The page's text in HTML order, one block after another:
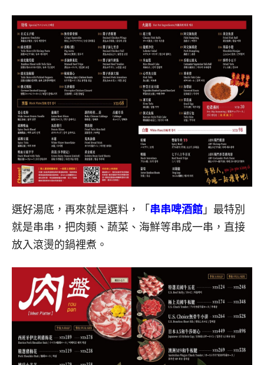
選好湯底，再來就是選料，「 串串啤酒館 」最特別
就是串串，把肉類、蔬菜、海鮮等串成一串，直接
放入滾燙的鍋裡煮。